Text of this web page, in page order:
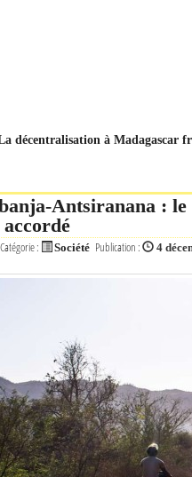
décentralisation à Madagascar
Antsiranana :
Catégorie : Société Publication : 4